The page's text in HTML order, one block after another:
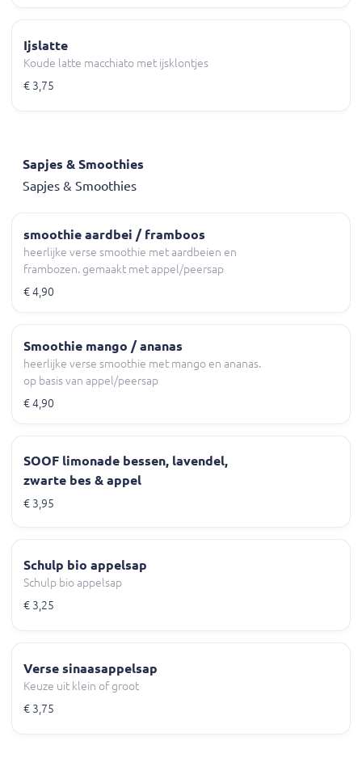
Ijslatte
Koude latte macchiato met ijsklontjes
€ 3,75
Sapjes & Smoothies
Sapjes & Smoothies
smoothie aardbei / framboos
heerlijke verse smoothie met aardbeien en
frambozen. gemaakt met appel/peersap
€ 4,90
Smoothie mango / ananas
heerlijke verse smoothie met mango en ananas.
op basis van appel/peersap
€ 4,90
SOOF limonade bessen, lavendel,
zwarte bes & appel
€ 3,95
Schulp bio appelsap
Schulp bio appelsap
€ 3,25
Verse sinaasappelsap
Keuze uit klein of groot
€ 3,75